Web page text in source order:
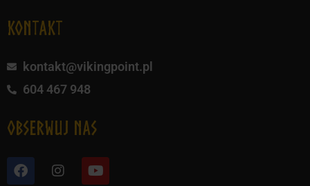
KONTAKT
kontakt@vikingpoint.pl
604 467 948
obserwuj nas